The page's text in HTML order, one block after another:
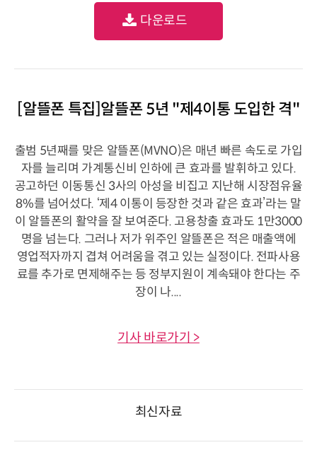
다운로드
[알뜰폰 특집]알뜰폰 5년 "제4이통 도입한 격"
출범 5년째를 맞은 알뜰폰(MVNO)은 매년 빠른 속도로 가입
자를 늘리며 가계통신비 인하에 큰 효과를 발휘하고 있다.
공고하던 이동통신 3사의 아성을 비집고 지난해 시장점유율
8%를 넘어섰다. ‘제4 이통이 등장한 것과 같은 효과’라는 말
이 알뜰폰의 활약을 잘 보여준다. 고용창출 효과도 1만3000
명을 넘는다. 그러나 저가 위주인 알뜰폰은 적은 매출액에
영업적자까지 겹쳐 어려움을 겪고 있는 실정이다. 전파사용
료를 추가로 면제해주는 등 정부지원이 계속돼야 한다는 주
장이 나....
기사 바로가기 >
최신자료